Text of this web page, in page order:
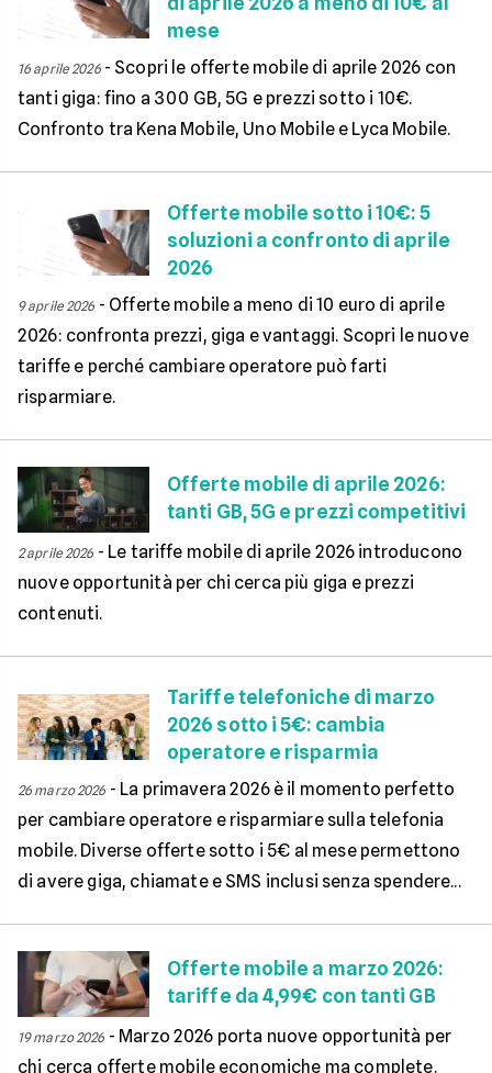
mese
16 aprile 2026- Scopri le offerte mobile di aprile 2026 con
tanti giga: fino a 300 GB, 5G e prezzi sotto i 10€.
Confronto tra Kena Mobile, Uno Mobile e Lyca Mobile.
Offerte mobile sotto i 10€: 5
soluzioni a confronto di aprile
2026
9 aprile 2026 - Offerte mobile a meno di 10 euro di aprile
2026: confronta prezzi, giga e vantaggi. Scopri le nuove
tariffe e perché cambiare operatore può farti
risparmiare.
Offerte mobile di aprile 2026:
tanti GB, 5G e prezzi competitivi
2 aprile 2026 - Le tariffe mobile di aprile 2026 introducono
nuove opportunità per chi cerca più giga e prezzi
contenuti.
Tariffe telefoniche di marzo
2026 sotto i 5€: cambia
operatore e risparmia
26 marzo 2026 - La primavera 2026 è il momento perfetto
per cambiare operatore e risparmiare sulla telefonia
mobile. Diverse offerte sotto i 5€ al mese permettono
di avere giga, chiamate e SMS inclusi senza spendere...
Offerte mobile a marzo 2026:
tariffe da 4,99€ con tanti GB
19 marzo 2026 - Marzo 2026 porta nuove opportunità per
chi cerca offerte mobile economiche ma complete.